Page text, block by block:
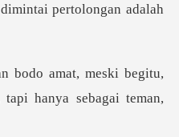
meski begitu,